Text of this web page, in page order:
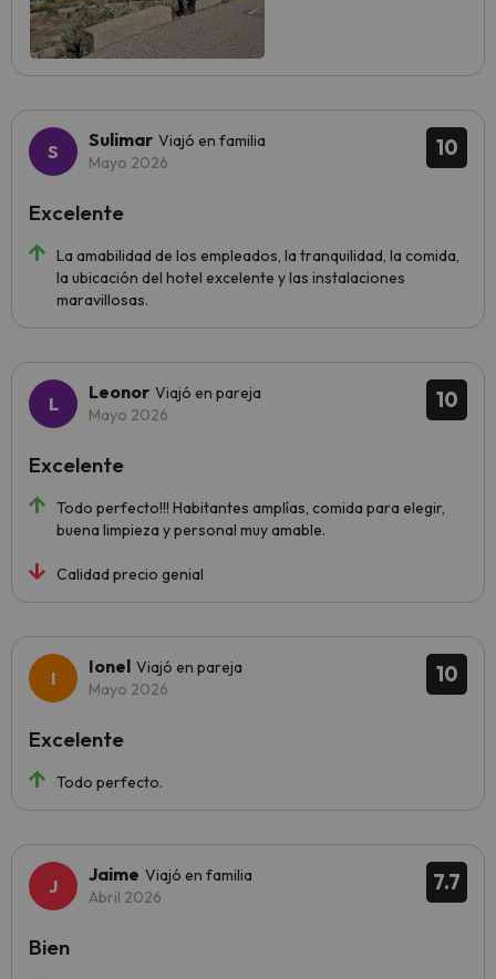
10
Sulimar Viajó en familia
Mayo 2026
La amabilidad de los empleados, la tranquilidad, la comida,
la ubicación del hotel excelente y las instalaciones
maravillosas.
Excelente
10
Leonor Viajó en pareja
Mayo 2026
Todo perfecto!!! Habitantes amplías, comida para elegir,
buena limpieza y personal muy amable.
Calidad precio genial
Excelente
10
Ionel Viajó en pareja
Mayo 2026
Todo perfecto.
Excelente
7.7
Jaime Viajó en familia
Abril 2026
Bien